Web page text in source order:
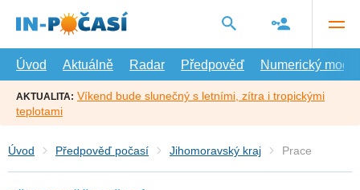
hlavní
Úvod
Aktuálně Radar Předpověď Numerický model
AKTUALITA: Víkend bude slunečný s letními, zítra i tropickými
teplotami
Úvod Předpověď počasí Jihomoravský kraj Prace